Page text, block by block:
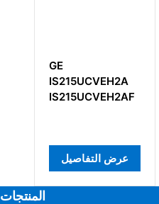
GE
IS215UCVEH2A
IS215UCVEH2AF
عرض التفاصيل
المنتجات